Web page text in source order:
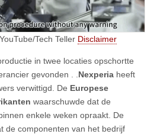
Tech Teller Disclaimer
in twee locaties opschortte
gevonden . . Nexperia heeft
verwittigd. De Europese
waarschuwde dat de
enkele weken opraakt. De
de componenten van het bedrijf